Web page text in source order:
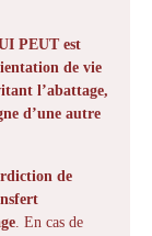
PEUT est
de vie
l’abattage,
d’une autre
de
. En cas de